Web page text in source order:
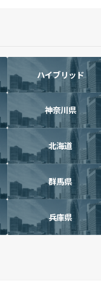
ハイブリッド
神奈川県
北海道
群馬県
兵庫県